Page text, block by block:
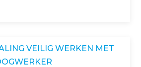
VEILIG WERKEN MET